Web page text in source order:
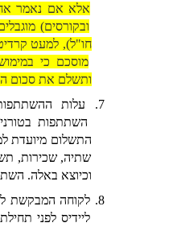
ותשלם את סכום המע"מ
וכיוצא באלה. השתתפות